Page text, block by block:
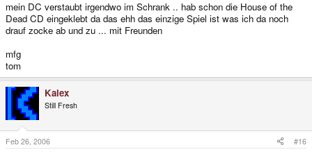
mein DC verstaubt irgendwo im Schrank .. hab schon die House of the
Dead CD eingeklebt da das ehh das einzige Spiel ist was ich da noch
drauf zocke ab und zu ... mit Freunden
mfg
tom
Kalex
Still Fresh
Feb 26, 2006 #16